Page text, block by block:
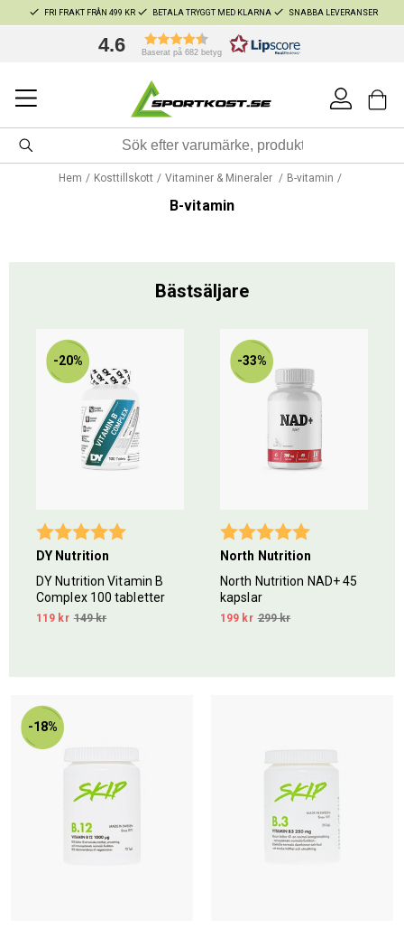
FRI FRAKT FRÅN 499 KR BETALA TRYGGT MED KLARNA SNABBA LEVERANSER
4.6 Baserat på 682 betyg
Hem Kosttillskott Vitaminer & Mineraler B-vitamin
B-vitamin
Bästsäljare
-20%
Betyg: 5.0 utav 5 stjärnor
DY Nutrition
DY Nutrition Vitamin B
Complex 100 tabletter
119 kr 149 kr
-33%
Betyg:
North Nutrition
North Nutrition NAD+ 45
kapslar
199 kr 299 kr
-18%